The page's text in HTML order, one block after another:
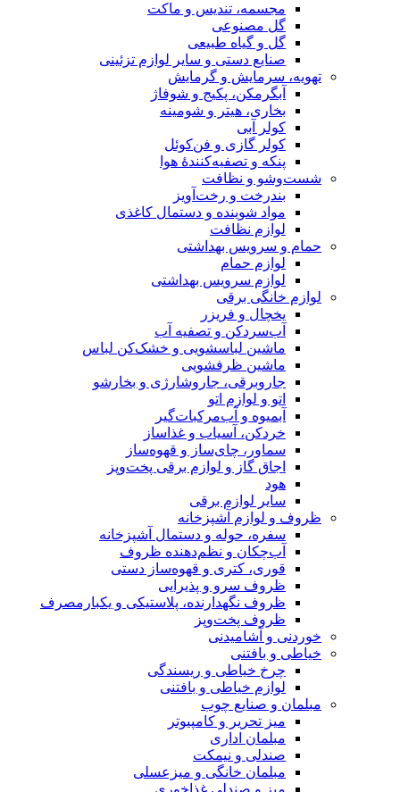
مجسمه، تندیس و ماکت
گل مصنوعی
گل و گیاه طبیعی
صنایع دستی و سایر لوازم تزئینی
تهویه، سرمایش و گرمایش
آبگرمکن، پکیج و شوفاژ
بخاری، هیتر و شومینه
کولر آبی
کولر گازی و فن‌کوئل
پنکه و تصفیه‌کنندهٔ هوا
شست‌وشو و نظافت
بندرخت و رخت‌آویز
مواد شوینده و دستمال کاغذی
لوازم نظافت
حمام و سرویس بهداشتی
لوازم حمام
لوازم سرویس بهداشتی
لوازم خانگی برقی
یخچال و فریزر
آب‌سردکن و تصفیه آب
ماشین لباسشویی و خشک‌کن لباس
ماشین ظرفشویی
جاروبرقی، جاروشارژی و بخارشو
اتو و لوازم اتو
آبمیوه و آب‌مرکبات‌گیر
خردکن، آسیاب و غذاساز
سماور، چای‌ساز و قهوه‌ساز
اجاق گاز و لوازم برقی پخت‌وپز
هود
سایر لوازم برقی
ظروف و لوازم آشپزخانه
سفره، حوله و دستمال آشپزخانه
آب‌چکان و نظم‌دهنده ظروف
قوری، کتری و قهوه‌ساز دستی
ظروف سرو و پذیرایی
ظروف نگهدارنده، پلاستیکی و یکبارمصرف
ظروف پخت‌وپز
خوردنی و آشامیدنی
خیاطی و بافتنی
چرخ خیاطی و ریسندگی
لوازم خیاطی و بافتنی
مبلمان و صنایع چوب
میز تحریر و کامپیوتر
مبلمان اداری
صندلی و نیمکت
مبلمان خانگی و میزعسلی